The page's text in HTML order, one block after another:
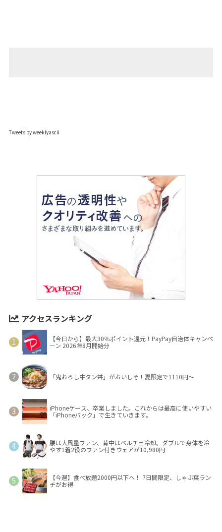
Tweets by weeklyascii
アクセスランキング
【今日から】最大30％ポイント還元！PayPay自治体キャンペ
ーン 2026年8月開始分
「鬼おろし牛タン丼」がおいしそ！夏限定で1110円～
iPhoneケース、卒業しました。これからは最高に使いやすい
「iPhoneバック」で生きていきます。
腰は大風量ファン、背中はペルチェ冷却。ダブルで身体を冷
やす1着2役のファン付きウェアが10,980円
【今週】食べ放題2000円以下へ！ 7日間限定、しゃぶ葉ラン
チがお得